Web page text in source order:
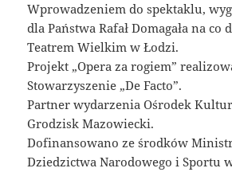
Wprowadzeniem do spektaklu,
dla Państwa Rafał Domagała na co
Teatrem Wielkim w Łodzi.
Projekt „Opera za rogiem”
Stowarzyszenie „De Facto”.
Partner wydarzenia Ośrodek
Grodzisk Mazowiecki.
Dofinansowano ze środków
Dziedzictwa Narodowego i Sportu